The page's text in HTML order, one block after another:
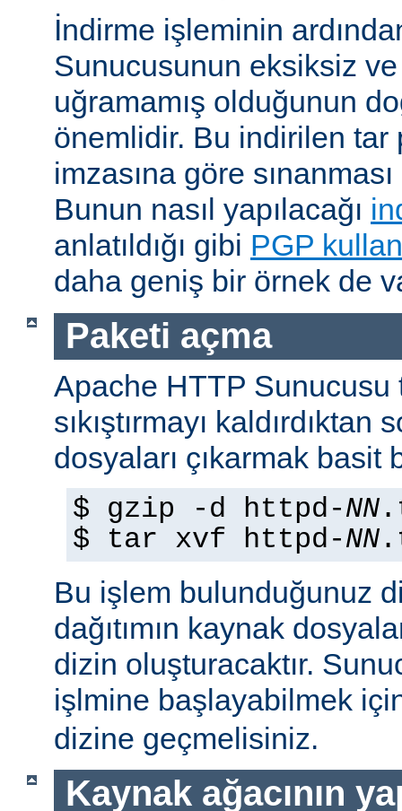
İndirme işleminin
Sunucusunun eksiksiz
uğramamış olduğunun
önemlidir. Bu indirilen tar
imzasına göre
Bunun nasıl yapılacağı
anlatıldığı gibi PGP
daha geniş bir örnek de
Paketi açma
Apache HTTP Sunucusu
sıkıştırmayı
dosyaları çıkarmak basit
$ gzip -d httpd-NN
$ tar xvf httpd-NN
Bu işlem bulunduğunuz
dağıtımın kaynak
dizin oluşturacaktır.
işlmine başlayabilmek
dizine geçmelisiniz.
Kaynak ağacının